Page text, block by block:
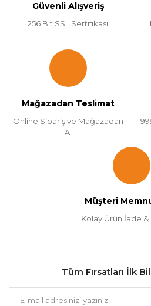
Güvenli Alışveriş
256 Bit SSL Sertifikası
Mağazadan Teslimat
Online Sipariş ve Mağazadan
Al
Müşteri
Kolay Ürün İade
Tüm Fırsatları İlk